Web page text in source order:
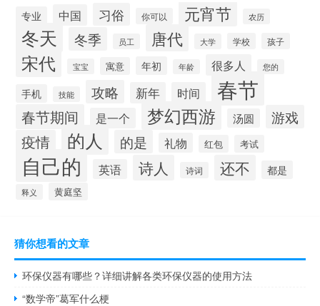
专业 中国 习俗 你可以 元宵节 农历
冬天 冬季 员工 唐代 大学 学校 孩子
宋代 宝宝 寓意 年初 年龄 很多人 您的
手机 技能 攻略 新年 时间 春节
春节期间 是一个 梦幻西游 汤圆 游戏
疫情 的人 的是 礼物 红包 考试
自己的 英语 诗人 诗词 还不 都是
释义 黄庭坚
猜你想看的文章
环保仪器有哪些？详细讲解各类环保仪器的使用方法
“数学帝”葛军什么梗